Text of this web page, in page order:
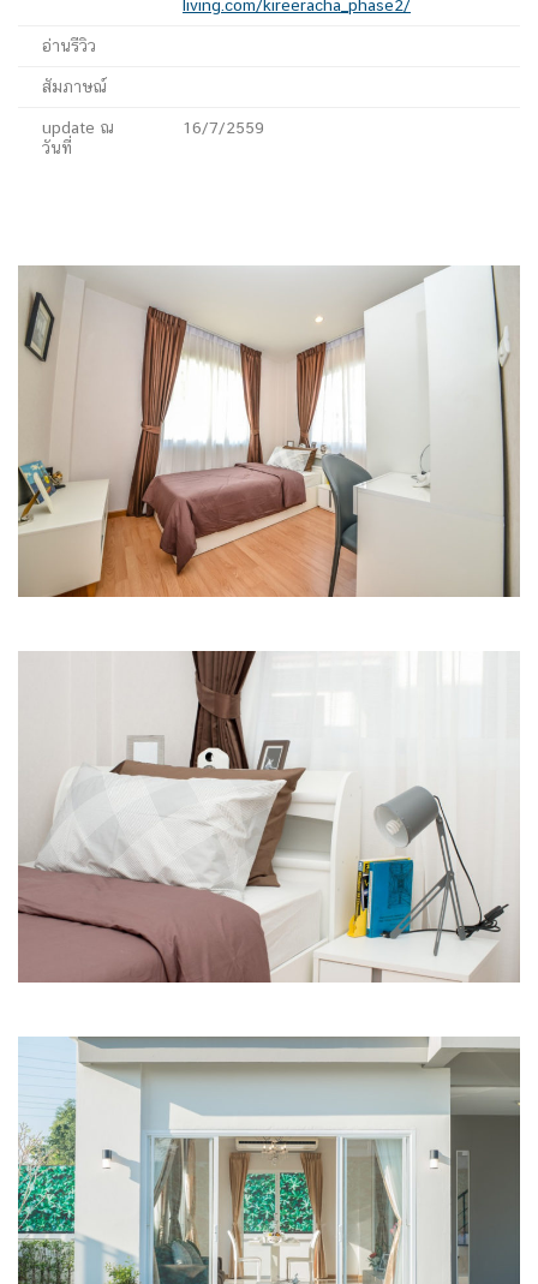
living.com/kireeracha_phase2/
อ่านรีวิว
สัมภาษณ์
update ณ
วันที่
16/7/2559